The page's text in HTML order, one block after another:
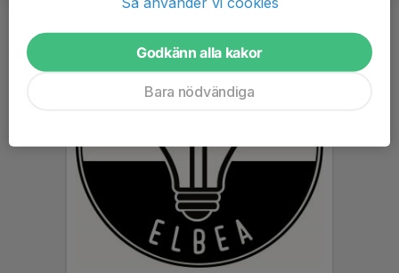
Godkänn alla kakor
Bara nödvändiga